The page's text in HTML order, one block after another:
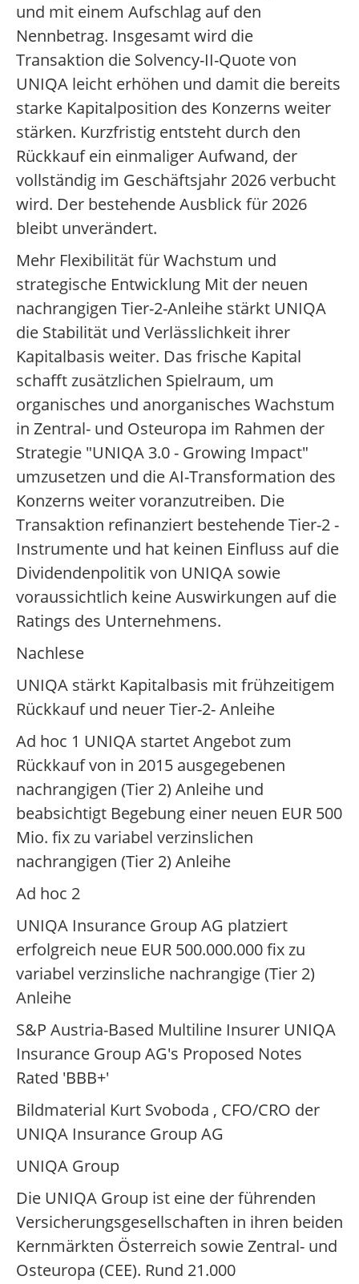
und mit einem Aufschlag auf den
Nennbetrag. Insgesamt wird die
Transaktion die Solvency-II-Quote von
UNIQA leicht erhöhen und damit die bereits
starke Kapitalposition des Konzerns weiter
stärken. Kurzfristig entsteht durch den
Rückkauf ein einmaliger Aufwand, der
vollständig im Geschäftsjahr 2026 verbucht
wird. Der bestehende Ausblick für 2026
bleibt unverändert.
Mehr Flexibilität für Wachstum und
strategische Entwicklung Mit der neuen
nachrangigen Tier-2-Anleihe stärkt UNIQA
die Stabilität und Verlässlichkeit ihrer
Kapitalbasis weiter. Das frische Kapital
schafft zusätzlichen Spielraum, um
organisches und anorganisches Wachstum
in Zentral- und Osteuropa im Rahmen der
Strategie "UNIQA 3.0 - Growing Impact"
umzusetzen und die AI-Transformation des
Konzerns weiter voranzutreiben. Die
Transaktion refinanziert bestehende Tier-2 -
Instrumente und hat keinen Einfluss auf die
Dividendenpolitik von UNIQA sowie
voraussichtlich keine Auswirkungen auf die
Ratings des Unternehmens.
Nachlese
UNIQA stärkt Kapitalbasis mit frühzeitigem
Rückkauf und neuer Tier-2- Anleihe
Ad hoc 1 UNIQA startet Angebot zum
Rückkauf von in 2015 ausgegebenen
nachrangigen (Tier 2) Anleihe und
beabsichtigt Begebung einer neuen EUR 500
Mio. fix zu variabel verzinslichen
nachrangigen (Tier 2) Anleihe
Ad hoc 2
UNIQA Insurance Group AG platziert
erfolgreich neue EUR 500.000.000 fix zu
variabel verzinsliche nachrangige (Tier 2)
Anleihe
S&P Austria-Based Multiline Insurer UNIQA
Insurance Group AG's Proposed Notes
Rated 'BBB+'
Bildmaterial Kurt Svoboda , CFO/CRO der
UNIQA Insurance Group AG
UNIQA Group
Die UNIQA Group ist eine der führenden
Versicherungsgesellschaften in ihren beiden
Kernmärkten Österreich sowie Zentral- und
Osteuropa (CEE). Rund 21.000